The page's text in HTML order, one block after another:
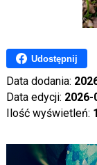
Udostępnij
Data dodania:
Data edycji: 2026-
Ilość wyświetleń: